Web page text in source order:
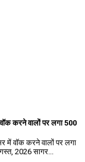
करने वालों पर लगा ₹500
में वॉक करने वालों पर लगा
2026 सागर...